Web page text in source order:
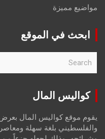
مواضيع مميزة
ابحث في الموقع
r
كواليس المال
يقوم موقع كواليس المال بعرض
والفلسطيني بلغة سهلة